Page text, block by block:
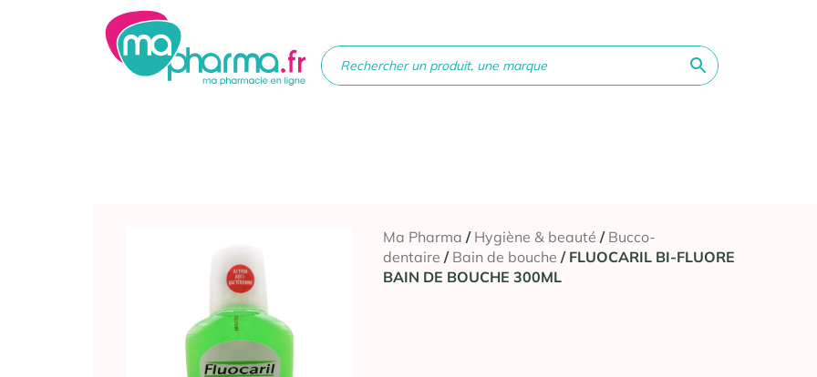
Ma Pharma / Hygiène & beauté / Bucco-
dentaire / Bain de bouche / FLUOCARIL BI-FLUORE
BAIN DE BOUCHE 300ML